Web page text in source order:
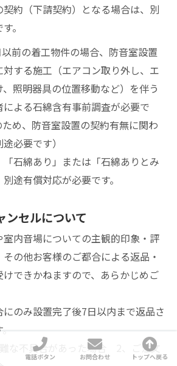
約（下請契約）となる場合は、別
。
前の着工物件の場合、防音室設置
対する施工（エアコン取り外し、エ
照明器具の位置移動など）を伴う
よる石綿含有事前調査が必要で
め、防音室設置の契約有無に関わ
必要です）
「石綿あり」または「石綿ありとみ
途有償対応が必要です。
ンセルについて
内音場についての主観的印象・評
の他お客様のご都合による返品・
できかねますので、あらかじめご
のみ設置完了後7日以内まで返品さ
。
な不具合があった場合 2、ご注文
電話ボタン お問合わせ トップへ戻る